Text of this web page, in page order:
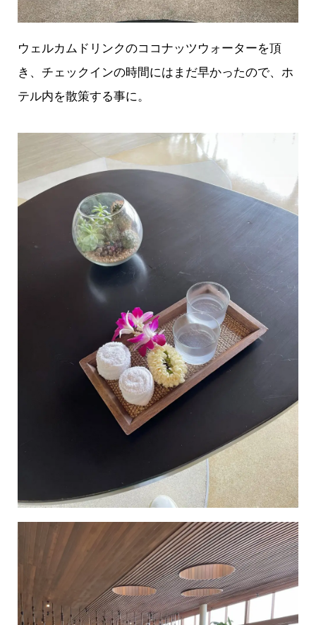
ウェルカムドリンクのココナッツウォーターを頂
き、チェックインの時間にはまだ早かったので、ホ
テル内を散策する事に。